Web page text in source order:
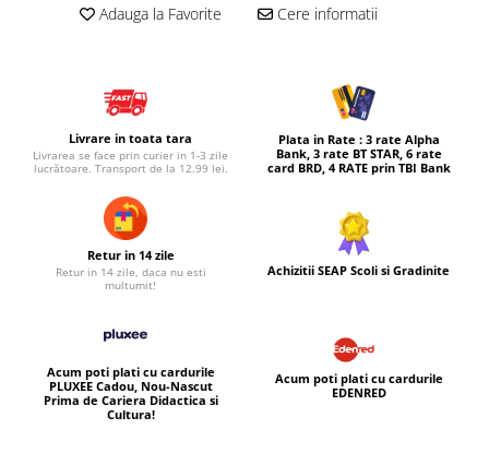
Micul explorator
Pictura, modelaj si accesorii
Tarcuri si corturi
Tarc joaca copii
Tarc joaca bebe
Tarc joaca cu bile
Corturi copii
Adauga la Favorite Cere informatii
Livrare in toata tara
Livrarea se face prin curier in 1-3 zile
lucrătoare. Transport de la 12.99 lei.
Plata in Rate : 3 rate Alpha
Bank, 3 rate BT STAR, 6 rate
card BRD, 4 RATE prin TBI Bank
Retur in 14 zile
Retur in 14 zile, daca nu esti
multumit!
Achizitii SEAP Scoli si Gradinite
Acum poti plati cu cardurile
PLUXEE Cadou, Nou-Nascut
Prima de Cariera Didactica si
Cultura!
Acum poti plati cu cardurile
EDENRED